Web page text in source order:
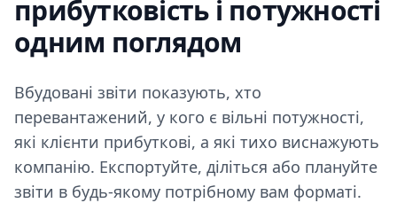
прибутковість і потужності
одним поглядом
Вбудовані звіти показують, хто
перевантажений, у кого є вільні потужності,
які клієнти прибуткові, а які тихо виснажують
компанію. Експортуйте, діліться або плануйте
звіти в будь-якому потрібному вам форматі.